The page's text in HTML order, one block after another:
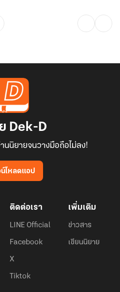
Dek-D
นิยายจนวางมือถือไม่ลง!
โหลดแอป
ติดต่อเรา
LINE Official
Facebook
X
Tiktok
เพิ่มเติม
ข่าวสาร
เขียนนิยาย